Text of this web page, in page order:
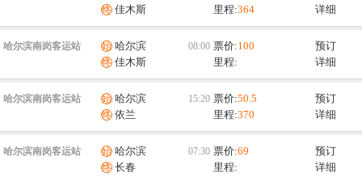
佳木斯
里程:364
详细
哈尔滨南岗客运站
哈尔滨
佳木斯
票价:100
里程:
预订
详细
哈尔滨南岗客运站
哈尔滨
依兰
票价:50.5
里程:370
预订
详细
哈尔滨南岗客运站
哈尔滨
长春
票价:69
里程:
预订
详细